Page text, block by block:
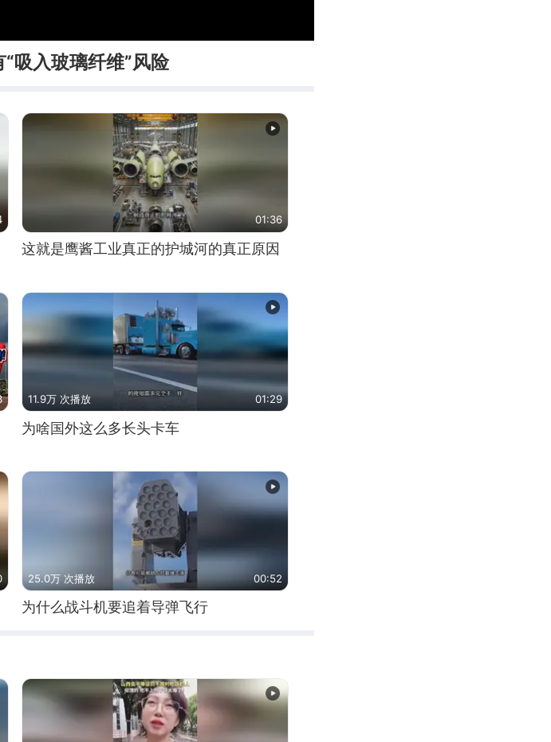
吸入玻璃纤维”风险
01:36
这就是鹰酱工业真正的护城河的真正原因
11.9万 次播放 01:29
为啥国外这么多长头卡车
25.0万 次播放 00:52
为什么战斗机要追着导弹飞行